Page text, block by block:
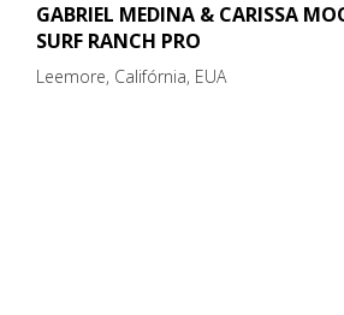
GABRIEL MEDINA & CARISSA
SURF RANCH PRO
Leemore, Califórnia, EUA